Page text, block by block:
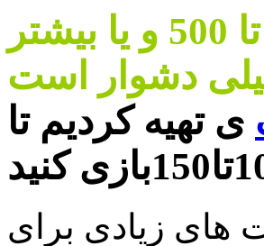
که اغلبا پینگ کاربران ایرانی بین250 تا 500 و یا بیشتر
دشوار است
ی تهیه کردیم تا
های زیادی برای